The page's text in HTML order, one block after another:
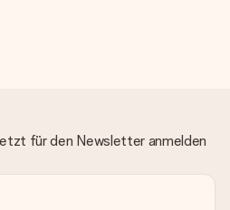
für den Newsletter anmelden